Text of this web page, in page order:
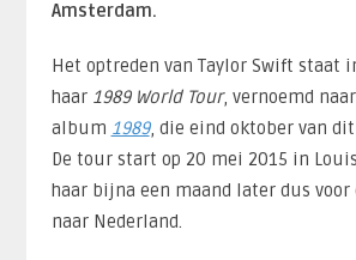
Amsterdam.
Het optreden van Taylor Swift staat
haar 1989 World Tour, vernoemd
album 1989, die eind oktober van
De tour start op 20 mei 2015 in
haar bijna een maand later dus voor
naar Nederland.